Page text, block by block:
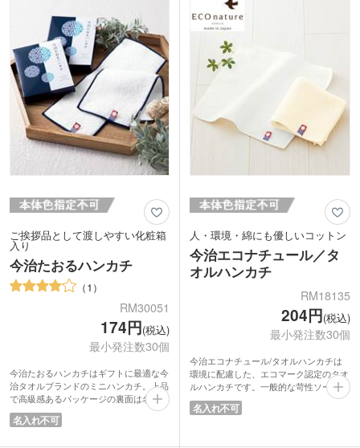
ご挨拶品として渡しやすい化粧箱
入り
今治たおるハンカチ
1
RM30051
174円(税込)
最小発注数30個
今治たおるハンカチはギフトに最適な今
治タオルブランドのミニハンカチ。上品
で高級感あるパッケージの裏面は名刺や
ショップカードが差し込める切り込みが
入っています。ポストインできるサイズ
名入れ不可
人・環境・綿にも優しいコットン
今治エコナチュール／タ
オルハンカチ
RM18135
204円(税込)
最小発注数30個
今治エコナチュール/タオルハンカチは
環境に配慮した、エコマーク認定のタオ
ルハンカチです。一般的な苛性ソーダを
使用せず、酸と酸素を使って、綿本来の
力を発揮できる【TZ酸性酵素法】加
名入れ不可